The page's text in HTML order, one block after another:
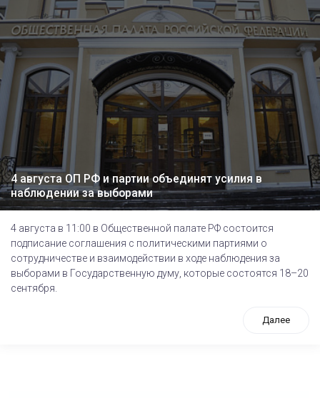
4 августа ОП РФ и партии объединят усилия в
наблюдении за выборами
4 августа в 11:00 в Общественной палате РФ состоится
подписание соглашения с политическими партиями о
сотрудничестве и взаимодействии в ходе наблюдения за
выборами в Государственную думу, которые состоятся 18–20
сентября.
Далее